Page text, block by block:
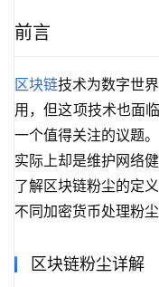
前言
区块链技术为数字世
用，但这项技术也面
一个值得关注的议题
实际上却是维护网络
了解区块链粉尘的定
不同加密货币处理粉尘
区块链粉尘详解